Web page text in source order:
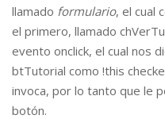
llamado formulario, el cual
el primero, llamado
evento onclick, el cual nos
btTutorial como !this
invoca, por lo tanto que le
botón.